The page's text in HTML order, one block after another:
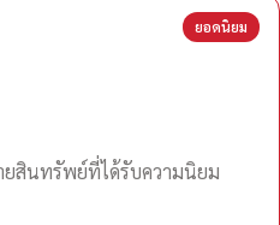
ยอดนิยม
ายสินทรัพย์ที่ได้รับความนิยม